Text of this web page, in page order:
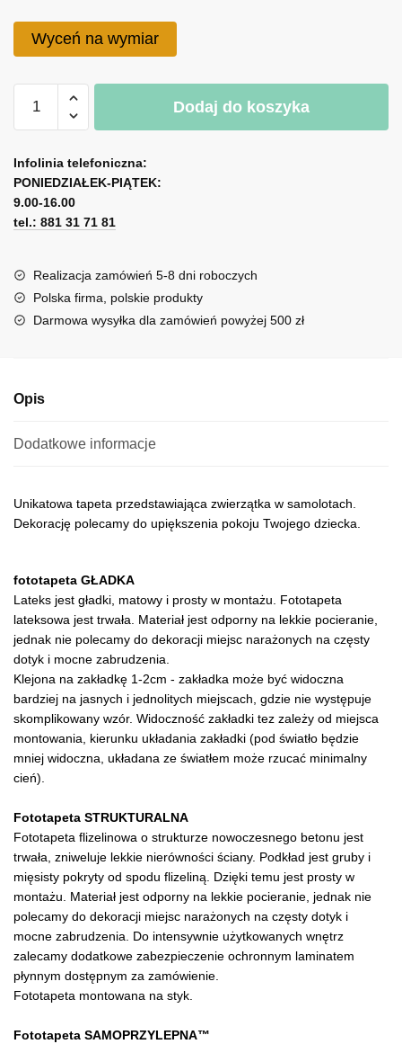
Wyceń na wymiar
Tapeta
i
samolociki
Dodaj do koszyka
l
t
e
r
a
t
i
Infolinia telefoniczna:
PONIEDZIAŁEK-PIĄTEK:
9.00-16.00
tel.: 881 31 71 81
Realizacja zamówień 5-8 dni roboczych
Polska firma, polskie produkty
Darmowa wysyłka dla zamówień powyżej 500 zł
Opis
Dodatkowe informacje
Unikatowa tapeta przedstawiająca zwierzątka w samolotach.
Dekorację polecamy do upiększenia pokoju Twojego dziecka.
fototapeta GŁADKA
Lateks jest gładki, matowy i prosty w montażu. Fototapeta
lateksowa jest trwała. Materiał jest odporny na lekkie pocieranie,
jednak nie polecamy do dekoracji miejsc narażonych na częsty
dotyk i mocne zabrudzenia.
Klejona na zakładkę 1-2cm - zakładka może być widoczna
bardziej na jasnych i jednolitych miejscach, gdzie nie występuje
skomplikowany wzór. Widoczność zakładki tez zależy od miejsca
montowania, kierunku układania zakładki (pod światło będzie
mniej widoczna, układana ze światłem może rzucać minimalny
cień).
Fototapeta STRUKTURALNA
Fototapeta flizelinowa o strukturze nowoczesnego betonu jest
trwała, zniweluje lekkie nierówności ściany. Podkład jest gruby i
mięsisty pokryty od spodu flizeliną. Dzięki temu jest prosty w
montażu. Materiał jest odporny na lekkie pocieranie, jednak nie
polecamy do dekoracji miejsc narażonych na częsty dotyk i
mocne zabrudzenia. Do intensywnie użytkowanych wnętrz
zalecamy dodatkowe zabezpieczenie ochronnym laminatem
płynnym dostępnym za zamówienie.
Fototapeta montowana na styk.
Fototapeta SAMOPRZYLEPNA™